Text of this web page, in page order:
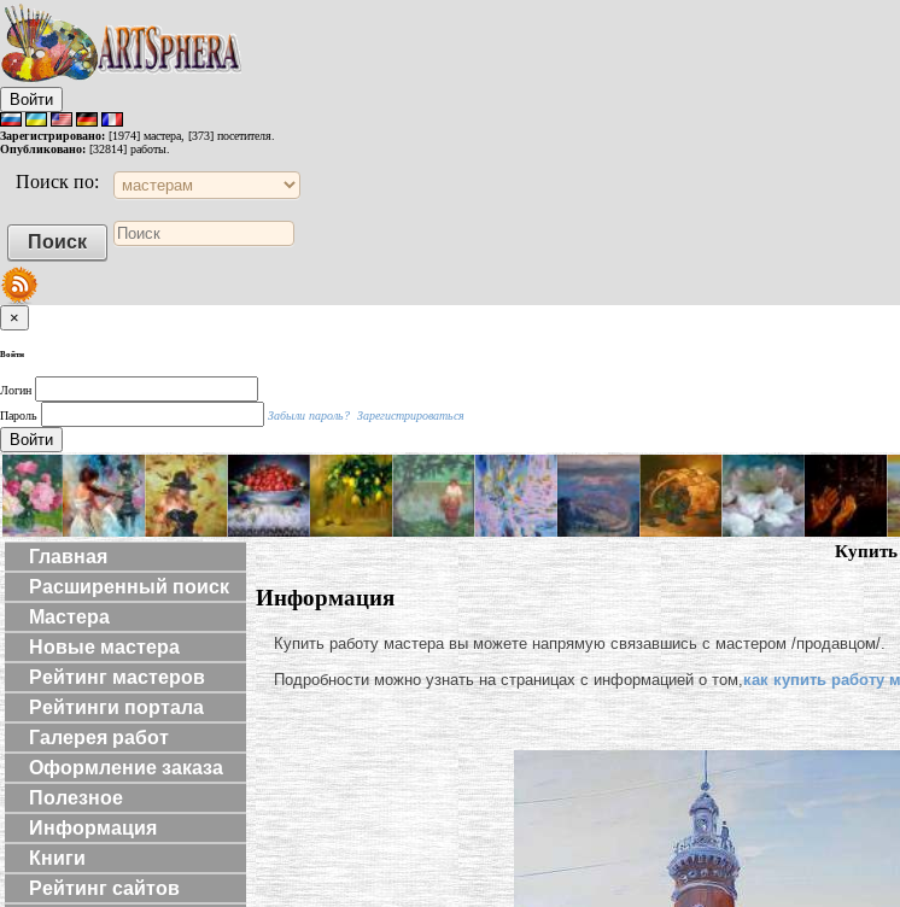
Войти
Зарегистрировано: [1974] мастера, [373] посетителя.
Опубликовано: [32814] работы.
Поиск по:
×
Войти
Логин
Пароль
Забыли пароль? Зарегистрироваться
Войти
Главная
Расширенный поиск
Мастера
Новые мастера
Рейтинг мастеров
Рейтинги портала
Галерея работ
Оформление заказа
Полезное
Информация
Книги
Рейтинг сайтов
Купить
Информация
Купить работу мастера вы можете напрямую связавшись с мастером /продавцом/.
Подробности можно узнать на страницах с информацией о том,как купить работу